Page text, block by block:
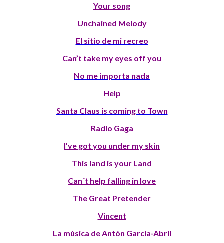
Your song
Unchained Melody
El sitio de mi recreo
Can’t take my eyes off you
No me importa nada
Help
Santa Claus is coming to Town
Radio Gaga
I’ve got you under my skin
This land is your Land
Can´t help falling in love
The Great Pretender
Vincent
La música de Antón García-Abril